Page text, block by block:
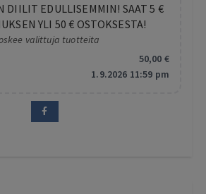
DIILIT EDULLISEMMIN! SAAT 5 €
YLI 50 € OSTOKSESTA!
valittuja tuotteita
50,00 €
1.9.2026 11:59 pm